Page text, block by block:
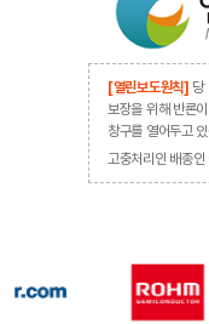
[열린보도원칙] 당
보장을 위해 반론
창구를 열어두고
고충처리인 배